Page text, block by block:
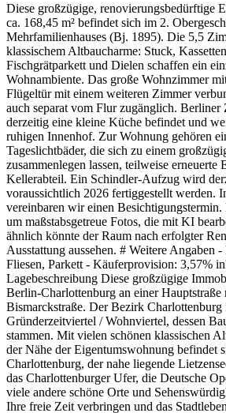
Diese großzügige, renovierungsbedürftige
ca. 168,45 m² befindet sich im 2.
Mehrfamilienhauses (Bj. 1895). Die 5,5
klassischem Altbaucharme: Stuck,
Fischgrätparkett und Dielen schaffen ein
Wohnambiente. Das große Wohnzimmer
Flügeltür mit einem weiteren Zimmer
auch separat vom Flur zugänglich. Berliner
derzeitig eine kleine Küche befindet und
ruhigen Innenhof. Zur Wohnung gehören
Tageslichtbäder, die sich zu einem
zusammenlegen lassen, teilweise erneuerte
Kellerabteil. Ein Schindler-Aufzug wird
voraussichtlich 2026 fertiggestellt werden.
vereinbaren wir einen
um maßstabsgetreue Fotos, die mit KI
ähnlich könnte der Raum nach erfolgter
Ausstattung aussehen. # Weitere Angaben
Fliesen, Parkett - Käuferprovision: 3,57%
Lagebeschreibung Diese großzügige
Berlin-Charlottenburg an einer
Bismarckstraße. Der Bezirk Charlottenburg
Gründerzeitviertel / Wohnviertel, dessen
stammen. Mit vielen schönen klassischen
der Nähe der Eigentumswohnung befindet
Charlottenburg, der nahe liegende
das Charlottenburger Ufer, die Deutsche
viele andere schöne Orte und
Ihre freie Zeit verbringen und das